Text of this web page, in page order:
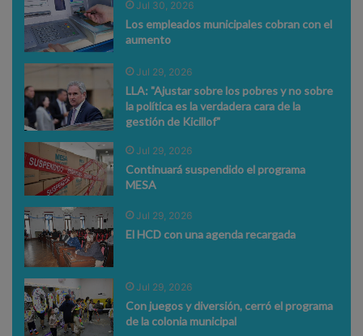
Jul 30, 2026
Los empleados municipales cobran con el
aumento
Jul 29, 2026
LLA: "Ajustar sobre los pobres y no sobre
la política es la verdadera cara de la
gestión de Kicillof"
Jul 29, 2026
Continuará suspendido el programa
MESA
Jul 29, 2026
El HCD con una agenda recargada
Jul 29, 2026
Con juegos y diversión, cerró el programa
de la colonia municipal